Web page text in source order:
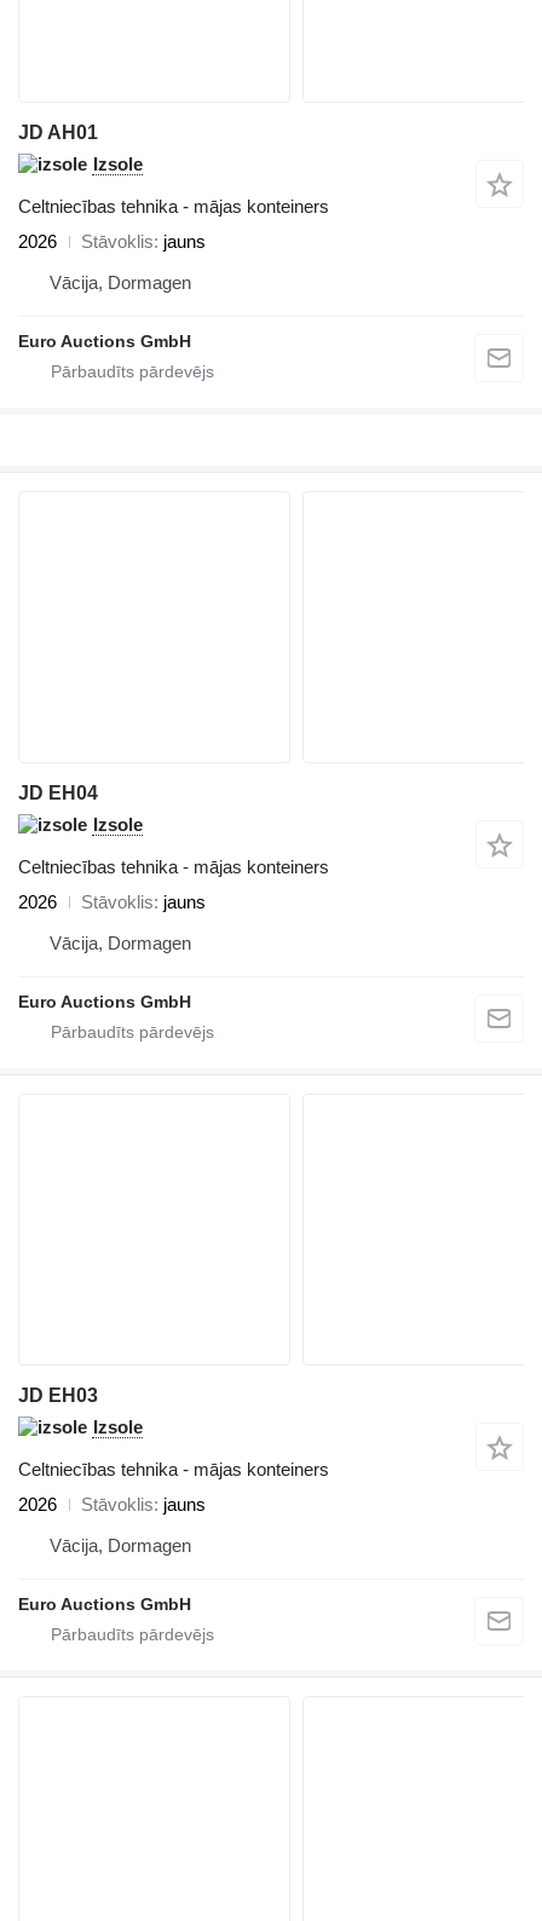
JD AH01
Izsole
Celtniecības tehnika - mājas konteiners
2026
Stāvoklis jauns
Vācija, Dormagen
Euro Auctions GmbH
JD EH04
Izsole
Celtniecības tehnika - mājas konteiners
2026
Stāvoklis jauns
Vācija, Dormagen
Euro Auctions GmbH
JD EH03
Izsole
Celtniecības tehnika - mājas konteiners
2026
Stāvoklis jauns
Vācija, Dormagen
Euro Auctions GmbH